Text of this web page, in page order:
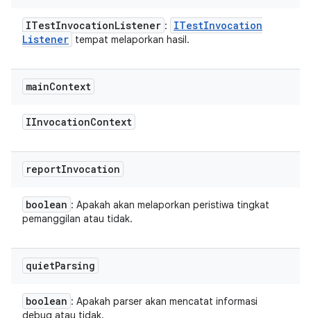
ITestInvocationListener : ITestInvocation
Listener tempat melaporkan hasil.
mainContext
IInvocationContext
reportInvocation
boolean : Apakah akan melaporkan peristiwa tingkat
pemanggilan atau tidak.
quietParsing
boolean : Apakah parser akan mencatat informasi
debug atau tidak.